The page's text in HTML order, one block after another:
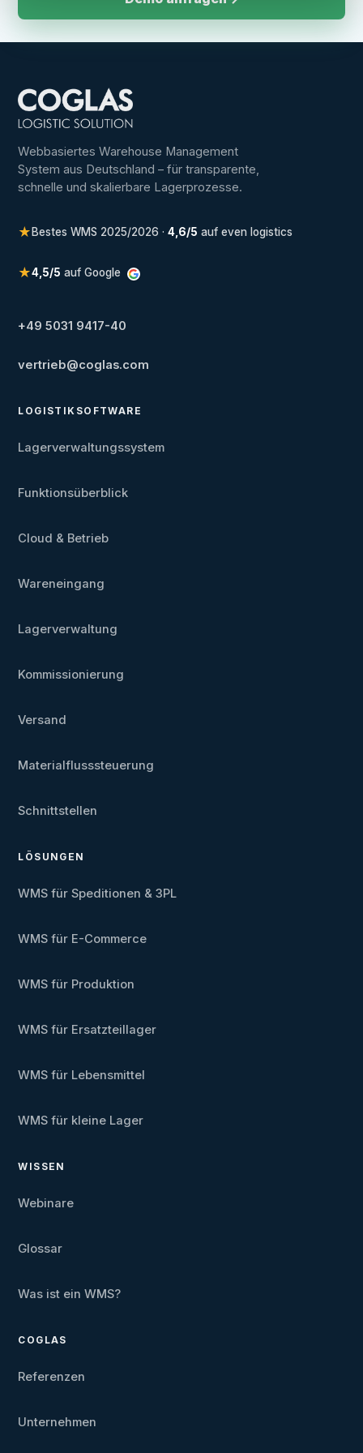
Webbasiertes Warehouse Management
System aus Deutschland – für transparente,
schnelle und skalierbare Lagerprozesse.
★Bestes WMS 2025/2026 ·4,6/5 auf even logistics
★4,5/5 auf Google
+49 5031 9417-40
vertrieb@coglas.com
LOGISTIKSOFTWARE
Lagerverwaltungssystem
Funktionsüberblick
Cloud & Betrieb
Wareneingang
Lagerverwaltung
Kommissionierung
Versand
Materialflusssteuerung
Schnittstellen
LÖSUNGEN
WMS für Speditionen & 3PL
WMS für E-Commerce
WMS für Produktion
WMS für Ersatzteillager
WMS für Lebensmittel
WMS für kleine Lager
WISSEN
Webinare
Glossar
Was ist ein WMS?
COGLAS
Referenzen
Unternehmen